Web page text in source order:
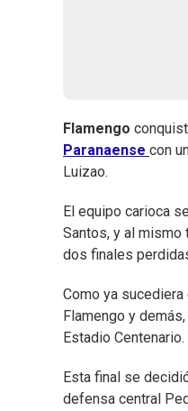
Flamengo
Paranaense con
Luizao.
El equipo carioca
Santos, y al mismo
dos finales
Como ya
Flamengo y
Estadio Centenario.
Esta final se
defensa central